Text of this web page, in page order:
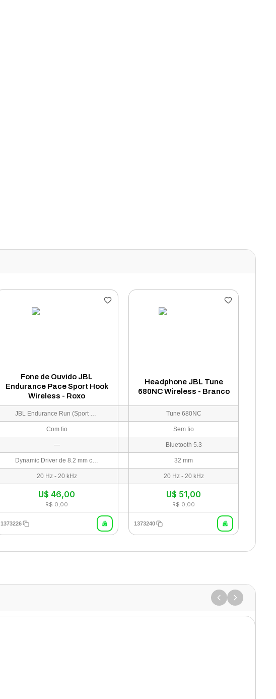
Fone de Ouvido JBL
Endurance Pace Sport Hook
Wireless - Roxo
Headphone JBL Tune
680NC Wireless - Branco
JBL Endurance Run (Sport Hook Series) Tune 680NC
Com fio Sem fio
— Bluetooth 5.3
Dynamic Driver de 8.2 mm com tecnologia JBL Pure Bass 32 mm
20 Hz - 20 kHz 20 Hz - 20 kHz
U$46,00
R$ 0,00
U$ 51,00
R$ 0,00
1373226 1373240